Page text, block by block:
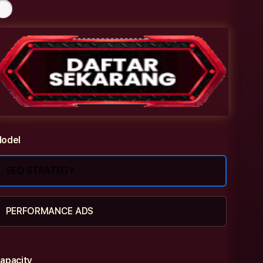
SEO STRATEGY
PERFORMANCE ADS